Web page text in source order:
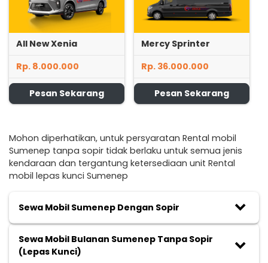
All New Xenia
Rp. 8.000.000
Pesan Sekarang
Mercy Sprinter
Rp. 36.000.000
Pesan Sekarang
Mohon diperhatikan, untuk persyaratan Rental mobil
Sumenep tanpa sopir tidak berlaku untuk semua jenis
kendaraan dan tergantung ketersediaan unit Rental
mobil lepas kunci Sumenep
Sewa Mobil Sumenep Dengan Sopir keyboard_arrow_down
Sewa Mobil Bulanan Sumenep Tanpa Sopir
(Lepas Kunci)
keyboard_arrow_down